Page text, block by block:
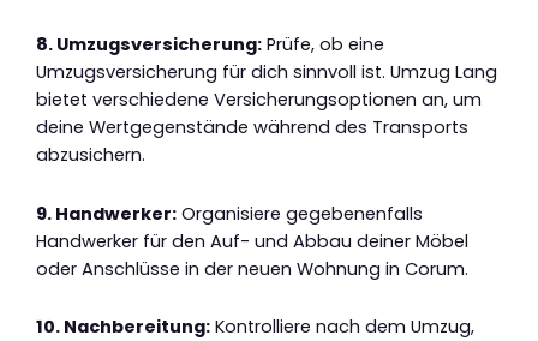
8. Umzugsversicherung: Prüfe, ob eine
Umzugsversicherung für dich sinnvoll ist. Umzug Lang
bietet verschiedene Versicherungsoptionen an, um
deine Wertgegenstände während des Transports
abzusichern.
9. Handwerker: Organisiere gegebenenfalls
Handwerker für den Auf- und Abbau deiner Möbel
oder Anschlüsse in der neuen Wohnung in Corum.
10. Nachbereitung: Kontrolliere nach dem Umzug,